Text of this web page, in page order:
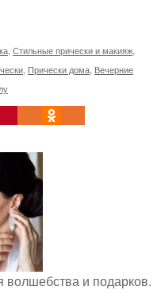
Стильные прически и макияж
Прически дома Вечерние
волшебства и подарков.